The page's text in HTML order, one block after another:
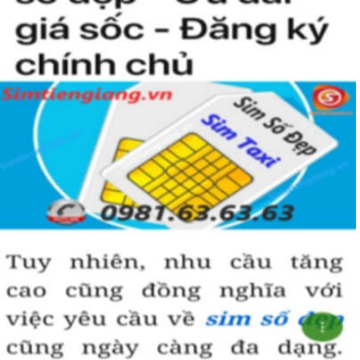
yêu thích và chọn lựa.
Vì vậy
sim số đẹpđuôi 55555thể hiện được ước vọng về sự
hoà hợp, bình an, sinh sôi, làm việc gì cũng thuận lợi và tiến
đến vị trí cao nhất. Số 5 là con số của đời người, thể hiện sự
bình yên, hạnh phúc.
+ Khi nhìn vào số
sim ngũ quý 5
của bạn, người ta sẽ biết được bạn
là người cẩn thận, là người có địa vị và thành công trong cuộc
sống.
+ Khi sử dụng
sim số đẹp đuôi 55555để kinh doanh, làm ăn sẽ tạo
dựng được niềm tin, sự tin tưởng với đối tác,…
+ Sử dụngsim ngũ quý 5cũng giúp bạn tự tin hơn trong cuộc
sống, với các mối quan hệ xã hội khác.
Những phân tích chuyên sâu về ý nghĩa của dòng
sim ngũ
quý 5 xét theo nhiều khía cạch, đã đủ trả lời cho câu hỏi “Lý
do nên sở hữu sim ngũ quý 5 này
, Có thể khẳng định, đây là
dòng sim số đẹp được khuyên dùng cho giới làm ăn, kinh
doanh, dân công chức, văn phòng thậm chí là các doanh
nhân thành đạt.